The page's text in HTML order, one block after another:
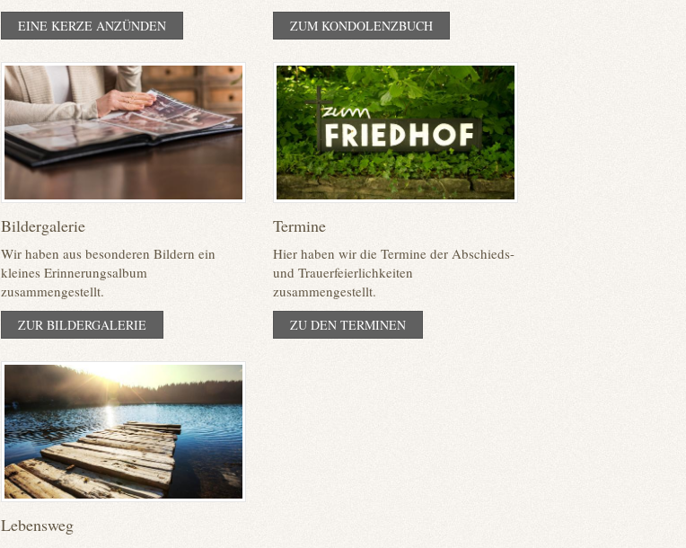
EINE KERZE ANZÜNDEN ZUM KONDOLENZBUCH
Bildergalerie
Wir haben aus besonderen Bildern ein
kleines Erinnerungsalbum
zusammengestellt.
ZUR BILDERGALERIE
Termine
Hier haben wir die Termine der Abschieds-
und Trauerfeierlichkeiten
zusammengestellt.
ZU DEN TERMINEN
Lebensweg